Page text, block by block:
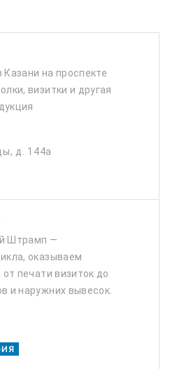
на проспекте
визитки и другая
д. 144а
Штрамп —
оказываем
печати визиток до
и наружних вывесок.
которые готовы
мечты. Мы на этом